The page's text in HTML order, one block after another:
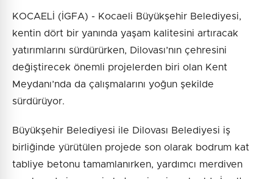
KOCAELİ (İGFA) - Kocaeli Büyükşehir Belediyesi,
kentin dört bir yanında yaşam kalitesini artıracak
yatırımlarını sürdürürken, Dilovası’nın çehresini
değiştirecek önemli projelerden biri olan Kent
Meydanı’nda da çalışmalarını yoğun şekilde
sürdürüyor.
Büyükşehir Belediyesi ile Dilovası Belediyesi iş
birliğinde yürütülen projede son olarak bodrum kat
tabliye betonu tamamlanırken, yardımcı merdiven